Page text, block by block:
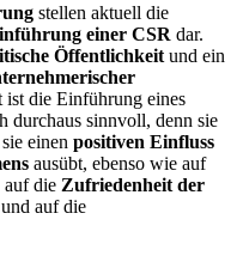
stellen aktuell die
einer CSR dar.
Öffentlichkeit und ein
ist die Einführung eines
durchaus sinnvoll, denn sie
einen positiven Einfluss
ausübt, ebenso wie auf
auf die Zufriedenheit der
und auf die